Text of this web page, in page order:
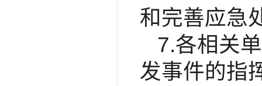
和完善应急
7.各相关
发事件的指